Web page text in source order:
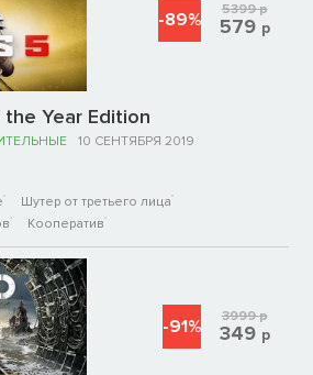
Year Edition
10 СЕНТЯБРЯ 2019
Шутер от третьего лица
Кооператив
-89% 5399р
579 р
-91% 3999р
349 р